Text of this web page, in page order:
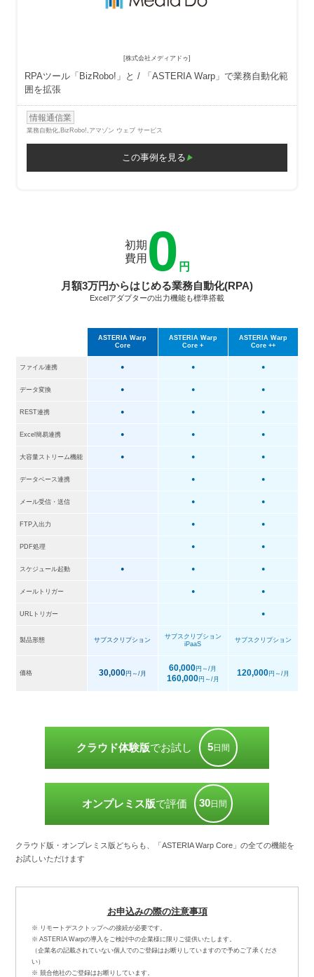
[株式会社メディアドゥ]
RPAツール「BizRobo!」と
「ASTERIA Warp」で業務自動化範
囲を拡張
情報通信業
業務自動化, BizRobo!,アマゾン ウェブ サービス
この事例を見る
初期
費用 0 円
月額3万円からはじめる業務自動化(RPA)
Excelアダプターの出力機能も標準搭載
ASTERIA Warp
Core
ASTERIA Warp
Core +
ASTERIA Warp
Core ++
ファイル連携 ● ● ●
データ変換 ● ● ●
REST連携 ● ● ●
Excel簡易連携 ● ● ●
大容量ストリーム機能 ● ● ●
データベース連携 ● ●
メール受信・送信 ● ●
FTP入出力 ● ●
PDF処理 ● ●
スケジュール起動 ● ● ●
メールトリガー ● ●
URLトリガー ●
製品形態 サブスクリプション
サブスクリプション
iPaaS
サブスクリプション
価格 30,000円～/月
60,000円～/月
160,000円～/月
120,000円～/月
クラウド体験版でお試し 5日間
オンプレミス版で評価 30日間
クラウド版・オンプレミス版どちらも、「ASTERIA Warp Core」の全ての機能を
お試しいただけます
お申込みの際の注意事項
※ リモートデスクトップへの接続が必要です。
※ ASTERIA Warpの導入をご検討中の企業様に限りご提供いたします。
（企業名の記載されていない個人でのご登録はお断りしていますので予めご了承くださ
い）
※ 競合他社のご登録はお断りしています。